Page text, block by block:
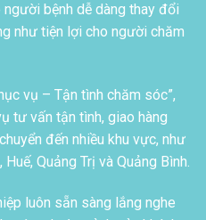
bệnh dễ dàng thay đổi
như tiện lợi cho người chăm
vụ – Tận tình chăm sóc”,
tư vấn tận tình, giao hàng
đến nhiều khu vực, như
Quảng Trị và Quảng Bình.
luôn sẵn sàng lắng nghe